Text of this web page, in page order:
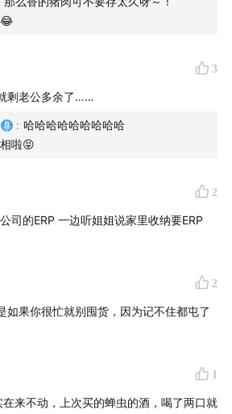
遇，不枉跌跌撞撞走这一遭。
道播客
客
3
剩老公多余了……
: 哈哈哈哈哈哈哈哈哈
啦😝
2
司的ERP 一边听姐姐说家里收纳要ERP
2
如果你很忙就别囤货，因为记不住都屯了
1
在来不动，上次买的蝉虫的酒，喝了两口就